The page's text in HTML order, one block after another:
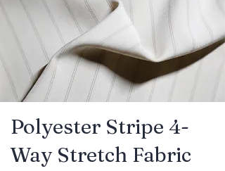
Polyester Stripe 4-
Way Stretch Fabric